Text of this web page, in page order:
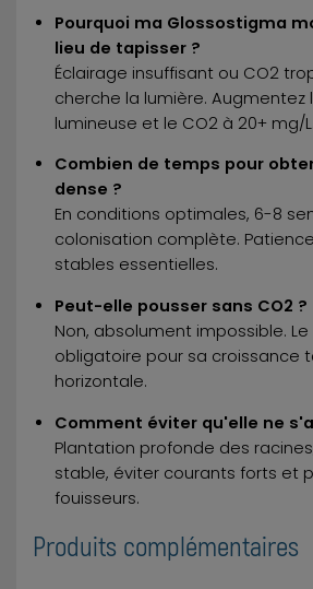
Pourquoi ma Glossostigma
lieu de tapisser ?
Éclairage insuffisant ou CO2
cherche la lumière. Augmentez
lumineuse et le CO2 à 20+ mg/L.
Combien de temps pour
dense ?
En conditions optimales, 6-8
colonisation complète.
stables essentielles.
Peut-elle pousser sans CO2 ?
Non, absolument impossible.
obligatoire pour sa croissance
horizontale.
Comment éviter qu'elle ne
Plantation profonde des
stable, éviter courants forts et
fouisseurs.
Produits complémentaires